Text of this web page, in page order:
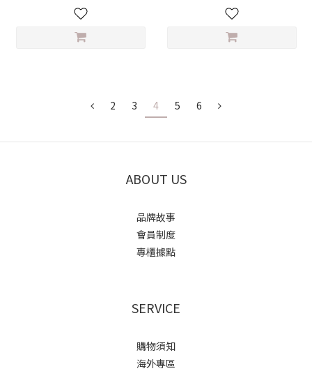
2 3 4 5 6
ABOUT US
品牌故事
會員制度
專櫃據點
SERVICE
購物須知
海外專區